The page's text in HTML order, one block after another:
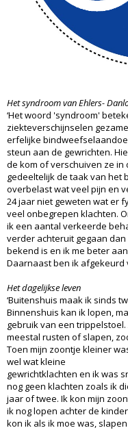
Het syndroom van Ehlers-
‘Het woord 'syndroom'
ziekteverschijnselen
erfelijke
steun aan de gewrichten.
de kom of verschuiven ze in
gedeeltelijk de taak van het
overbelast wat veel pijn en
24 jaar niet geweten wat er
veel onbegrepen klachten.
ik een aantal verkeerde
verder achteruit gegaan
bekend is en ik me beter
Daarnaast ben ik afgekeurd
Het dagelijkse leven
‘Buitenshuis maak ik sinds
Binnenshuis kan ik lopen,
gebruik van een
meestal rusten of slapen,
Toen mijn zoontje kleiner
wel wat kleine
gewrichtklachten en ik was
nog geen klachten zoals ik
jaar of twee. Ik kon mijn
ik nog lopen achter de
kon ik als ik moe was,